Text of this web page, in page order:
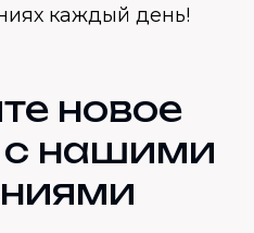
каждый день!
новое
нашими